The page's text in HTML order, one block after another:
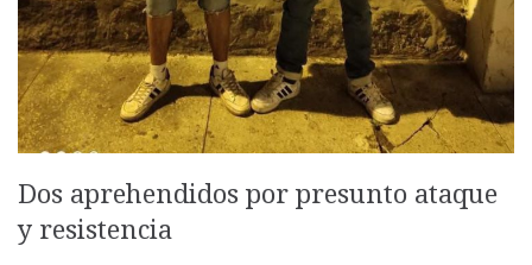
Dos aprehendidos por presunto ataque
y resistencia